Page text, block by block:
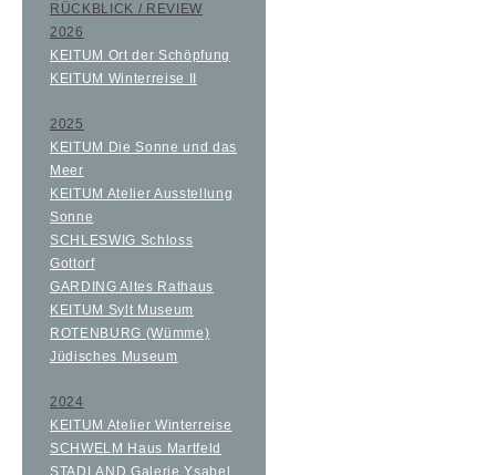
RÜCKBLICK / REVIEW
2026
KEITUM Ort der Schöpfung
KEITUM Winterreise II
2025
KEITUM Die Sonne und das
Meer
KEITUM Atelier Ausstellung
Sonne
SCHLESWIG Schloss
Gottorf
GARDING Altes Rathaus
KEITUM Sylt Museum
ROTENBURG (Wümme)
Jüdisches Museum
2024
KEITUM Atelier Winterreise
SCHWELM Haus Martfeld
STADLAND Galerie Ysabel